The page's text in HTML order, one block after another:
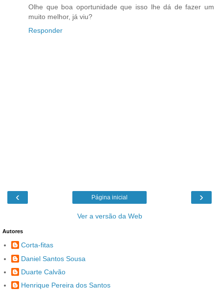
Olhe que boa oportunidade que isso lhe dá de fazer um
muito melhor, já viu?
Responder
‹ ›
Página inicial
Ver a versão da Web
Autores
Corta-fitas
Daniel Santos Sousa
Duarte Calvão
Henrique Pereira dos Santos